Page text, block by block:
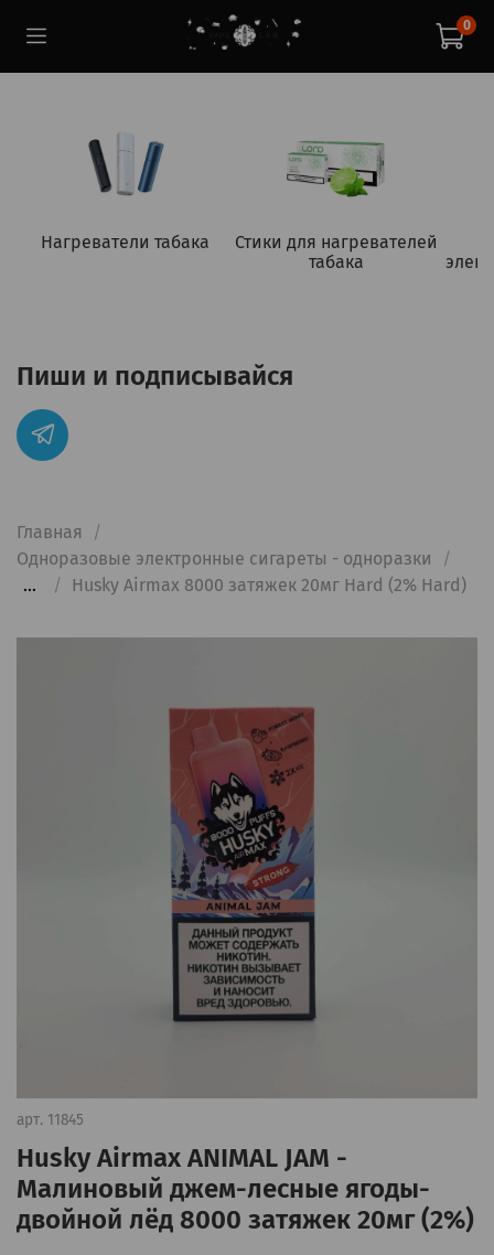
0
Нагреватели табака
Стики для нагревателей
табака
Главная
Одноразовые электронные сигареты - одноразки
...
Husky Airmax 8000 затяжек 20мг Hard (2% Hard)
арт. 11845
Husky Airmax ANIMAL JAM -
Малиновый джем-лесные ягоды-
двойной лёд 8000 затяжек 20мг (2%)
Пиши и подписывайся